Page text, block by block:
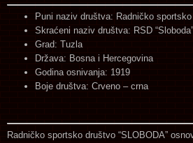
Puni naziv društva: Radničko sportsko
Skraćeni naziv društva: RSD “Sloboda”
Grad: Tuzla
Država: Bosna i Hercegovina
Godina osnivanja: 1919
Boje društva: Crveno – crna
Radničko sportsko društvo “SLOBODA”